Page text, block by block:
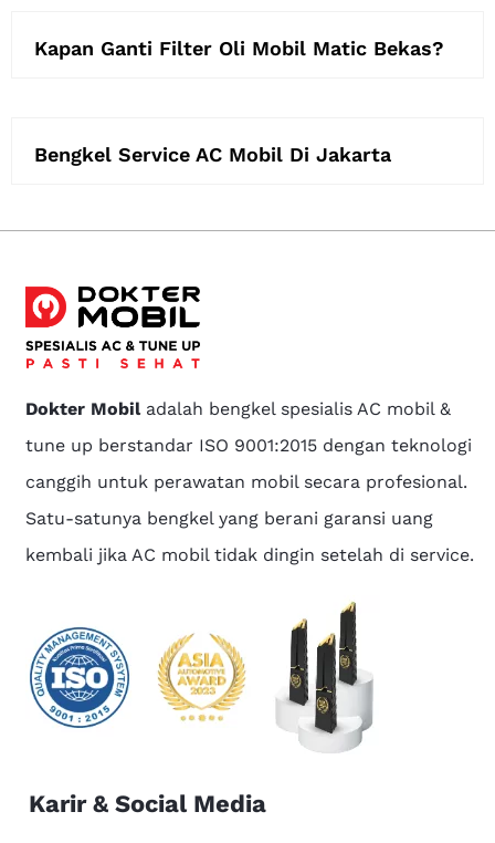
Kapan Ganti Filter Oli Mobil Matic Bekas?
Bengkel Service AC Mobil Di Jakarta
Dokter Mobiladalah bengkel spesialis AC mobil &
tune up berstandar ISO 9001:2015 dengan teknologi
canggih untuk perawatan mobil secara profesional.
Satu-satunya bengkel yang berani garansi uang
kembali jika AC mobil tidak dingin setelah di service.
Karir & Social Media